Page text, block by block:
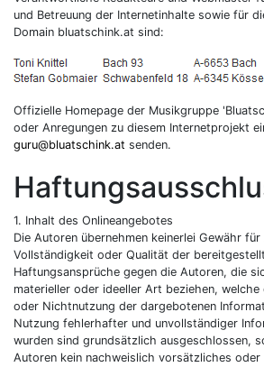
und Betreuung der Internetinhalte sowie für
Domain bluatschink.at sind:
Offizielle Homepage der Musikgruppe
oder Anregungen zu diesem Internetprojekt
guru@bluatschink.at senden.
1. Inhalt des Onlineangebotes
Die Autoren übernehmen keinerlei Gewähr
Vollständigkeit oder Qualität der
Haftungsansprüche gegen die Autoren, die
materieller oder ideeller Art beziehen,
oder Nichtnutzung der dargebotenen
Nutzung fehlerhafter und unvollständiger
wurden sind grundsätzlich ausgeschlossen,
Autoren kein nachweislich vorsätzliches